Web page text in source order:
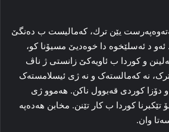
یێن ترك، که‌مالیست ب ده‌نگێ
ئه‌و د ئه‌سلێخوه‌ دا‌ خوه‌دیێ مسیۆنا کو،
و کوردا ب ئاویه‌کێ زانستی ژ ناڤ
نه‌ که‌مالسته‌ک و نه‌ ژی ئیسلامسته‌ک‌
و دۆزا كوردی قەبوول ناكن. هه‌موو ژی
تێکبرنا کوردا ب کار تێنن. مخابن ھەدەپە
وان.